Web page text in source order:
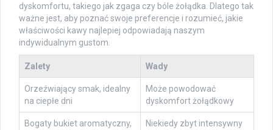
dyskomfortu, takiego jak zgaga czy bóle żołądka. Dlatego tak
ważne jest, aby poznać swoje preferencje i rozumieć, jakie
właściwości kawy najlepiej odpowiadają naszym
indywidualnym gustom.
Zalety Wady
Orzeźwiający smak, idealny
na ciepłe dni
Może powodować
dyskomfort żołądkowy
Bogaty bukiet aromatyczny,
Niekiedy zbyt intensywny